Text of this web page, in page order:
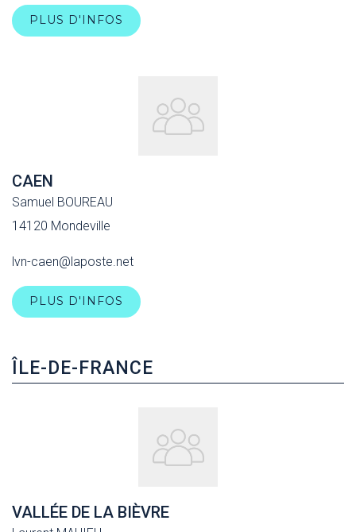
PLUS D'INFOS
CAEN
Samuel BOUREAU
14120 Mondeville
lvn-caen@laposte.net
PLUS D'INFOS
ÎLE-DE-FRANCE
VALLÉE DE LA BIÈVRE